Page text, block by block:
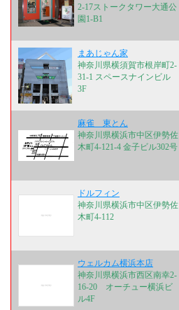
2-17ストークタワー大通公
園1-B1
まあじゃん家
神奈川県横須賀市根岸町2-
31-1 スペースナインビル
3F
麻雀 東とん
神奈川県横浜市中区伊勢佐
木町4-121-4 金子ビル302号
ドルフィン
神奈川県横浜市中区伊勢佐
木町4-112
ウェルカム横浜本店
神奈川県横浜市西区南幸2-
16-20 オーチュー横浜ビ
ル4F